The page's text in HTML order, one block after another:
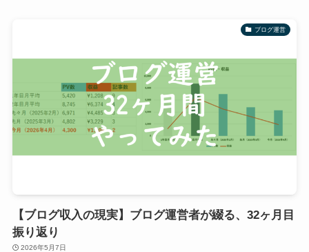
ブログ運営
【ブログ収入の現実】ブログ運営者が綴る、32ヶ月目
振り返り
2026年5月7日